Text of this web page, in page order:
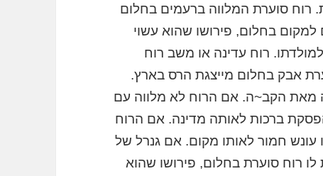
רוח סוערת המלווה ברעמים בחלום
בחלום, פירושו שהוא עשוי
רוח עדינה או משב רוח
אבק בחלום מייצגת הרס בארץ.
מאת הקב~ה. אם הרוח לא מלווה עם
ברכות לאותה מדינה. אם הרוח
עונש חמור לאותו מקום. אם גנרל של
רוח סוערת בחלום, פירושו שהוא